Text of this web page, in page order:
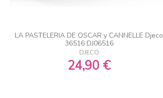
LA PASTELERIA DE OSCAR y CANNELLE Djeco
36516 DJ06516
DJECO
24,90 €